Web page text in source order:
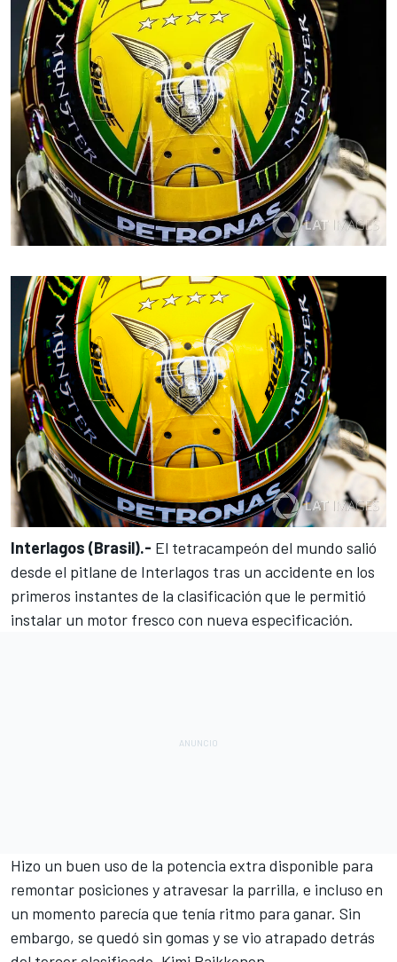
Interlagos (Brasil).- El tetracampeón del mundo salió
desde el pitlane de Interlagos tras un accidente en los
primeros instantes de la clasificación que le permitió
instalar un motor fresco con nueva especificación.
Hizo un buen uso de la potencia extra disponible para
remontar posiciones y atravesar la parrilla, e incluso en
un momento parecía que tenía ritmo para ganar. Sin
embargo, se quedó sin gomas y se vio atrapado detrás